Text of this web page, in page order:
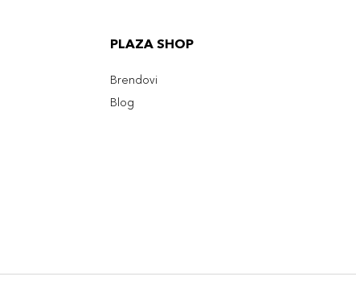
PLAZA SHOP
Brendovi
Blog